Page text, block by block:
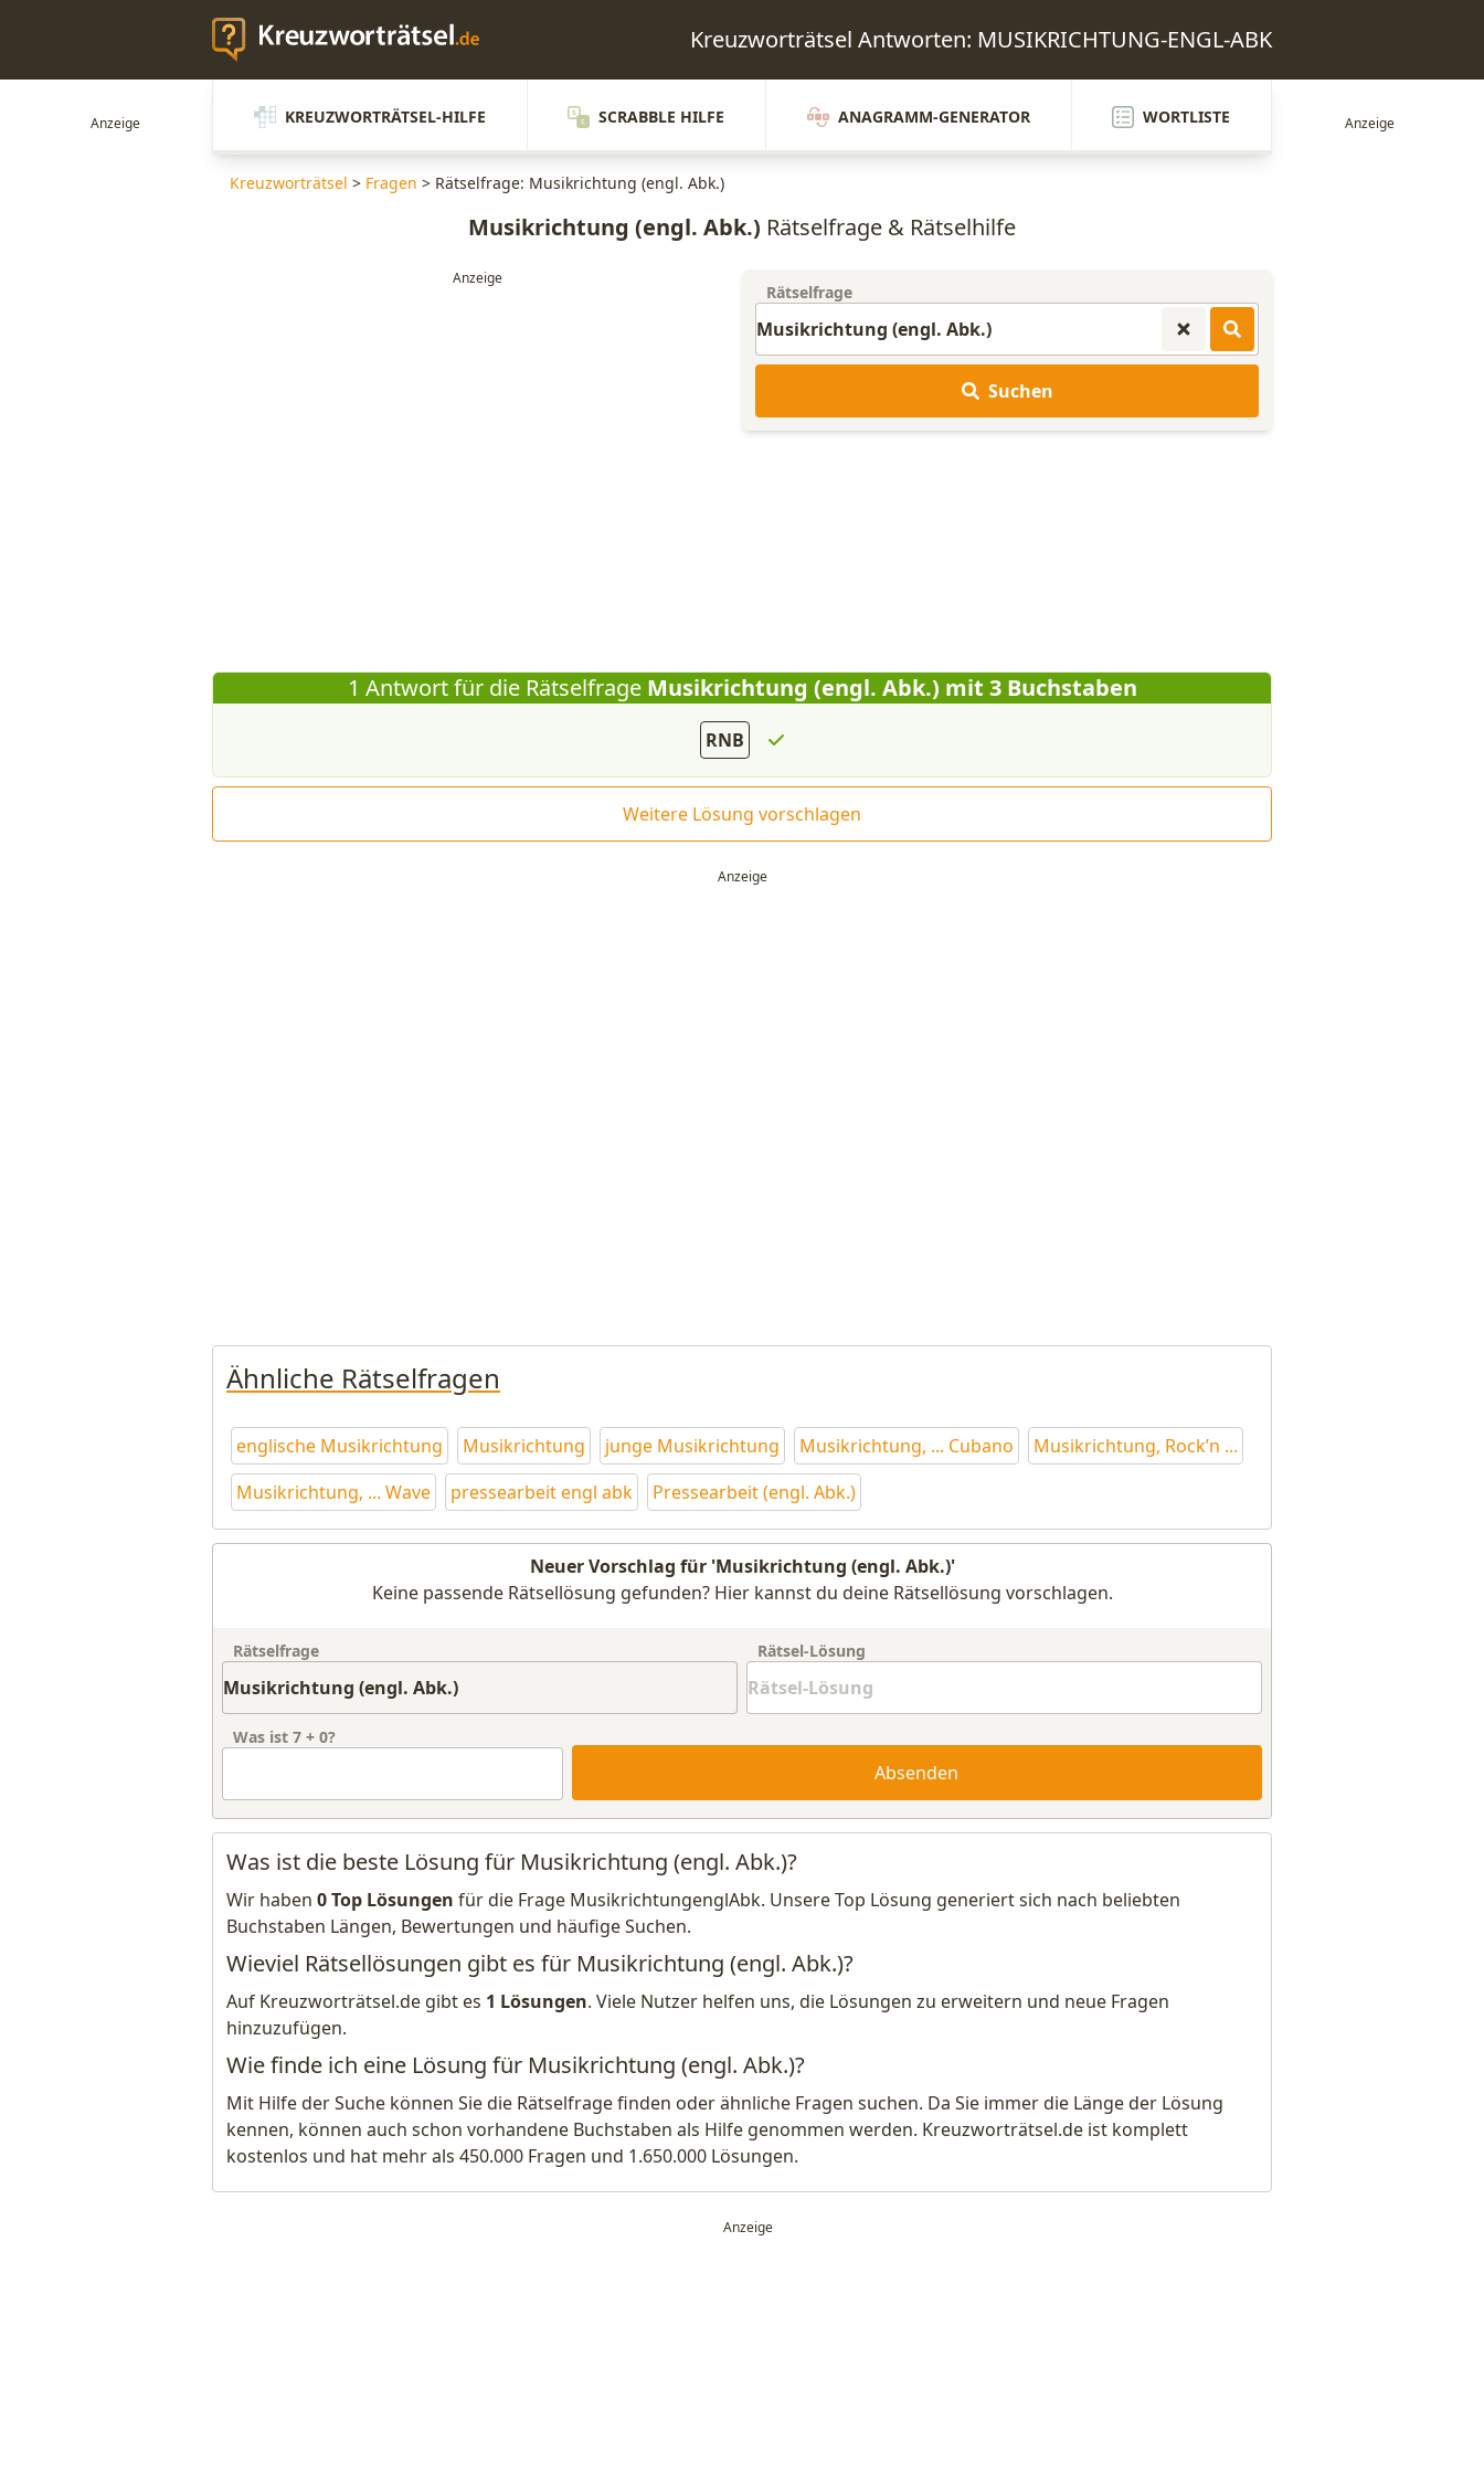
Kreuzworträtsel Antworten: MUSIKRICHTUNG-ENGL-ABK
KREUZWORTRÄTSEL-HILFE SCRABBLE HILFE ANAGRAMM-GENERATOR WORTLISTE
Kreuzworträtsel > Fragen > Rätselfrage: Musikrichtung (engl. Abk.)
Musikrichtung (engl. Abk.) Rätselfrage & Rätselhilfe
Rätselfrage
Suchen
1 Antwort für die RätselfrageMusikrichtung (engl. Abk.) mit 3 Buchstaben
RNB
Weitere Lösung vorschlagen
Ähnliche Rätselfragen
englische Musikrichtung Musikrichtung junge Musikrichtung Musikrichtung, ... Cubano
Musikrichtung, Rock’n ...
Musikrichtung, ... Wave
pressearbeit engl abk Pressearbeit (engl. Abk.)
Neuer Vorschlag für 'Musikrichtung (engl. Abk.)'
Keine passende Rätsellösung gefunden? Hier kannst du deine Rätsellösung vorschlagen.
Rätselfrage Rätsel-Lösung
Was ist 7 + 0?
Absenden
Was ist die beste Lösung für Musikrichtung (engl. Abk.)?
Wir haben 0 Top Lösungen für die Frage MusikrichtungenglAbk. Unsere Top Lösung generiert sich nach beliebten
Buchstaben Längen, Bewertungen und häufige Suchen.
Wieviel Rätsellösungen gibt es für Musikrichtung (engl. Abk.)?
Auf Kreuzworträtsel.de gibt es 1 Lösungen. Viele Nutzer helfen uns, die Lösungen zu erweitern und neue Fragen
hinzuzufügen.
Wie finde ich eine Lösung für Musikrichtung (engl. Abk.)?
Mit Hilfe der Suche können Sie die Rätselfrage finden oder ähnliche Fragen suchen. Da Sie immer die Länge der Lösung
kennen, können auch schon vorhandene Buchstaben als Hilfe genommen werden. Kreuzworträtsel.de ist komplett
kostenlos und hat mehr als 450.000 Fragen und 1.650.000 Lösungen.